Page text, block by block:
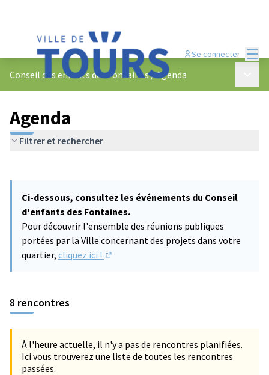
Se connecter
Conseil des enfants des Fontaines/Agenda
Agenda
Filtrer et rechercher
−
Ci-dessous, consultez les événements du Conseil
d'enfants des Fontaines.
Pour découvrir l'ensemble des réunions publiques
portées par la Ville concernant des projets dans votre
quartier, cliquez ici !
8 rencontres
À l'heure actuelle, il n'y a pas de rencontres planifiées.
Ici vous trouverez une liste de toutes les rencontres
passées.